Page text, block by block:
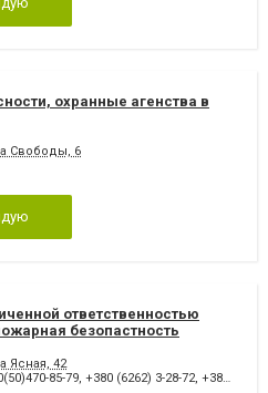
охранные агенства в
Свободы, 6
ответственностью
безопастность
Ясная, 42
85-79, +380 (6262) 3-28-72, +380 (50) 4709269